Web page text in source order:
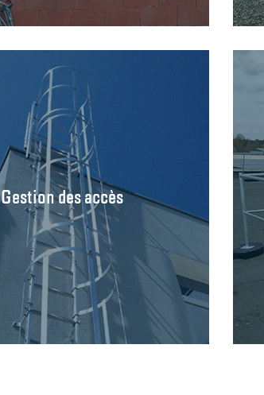
Gestion des accès